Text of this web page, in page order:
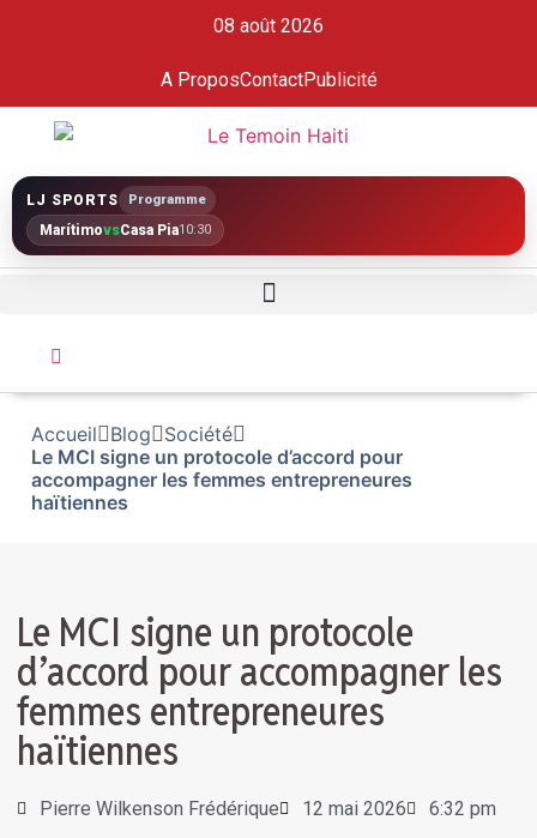
08 août 2026
A ProposContactPublicité
LJ SPORTS Programme
MarítimovsCasa Pia10:30
Accueil Blog
Société
Le MCI signe un protocole d’accord pour
accompagner les femmes entrepreneures
haïtiennes
Le MCI signe un protocole
d’accord pour accompagner les
femmes entrepreneures
haïtiennes
Pierre Wilkenson Frédérique 12 mai 2026 6:32 pm